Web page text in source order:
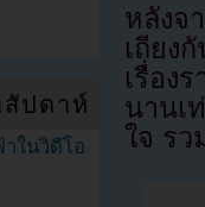
หลังจ
เถียง
เรื่อง
นานเ
ใจ ร
ปดาห์
ในวิดีโอ